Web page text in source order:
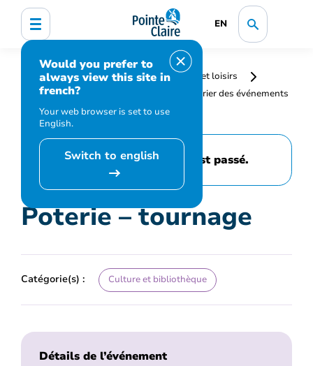
EN
Would you prefer to
always view this site in
french?
Your web browser is set to use
English.
Switch to english
Accueil
Bibliothèque, culture, sports et loisirs
Programmation et inscription
Calendrier des événements
et activités
Poterie – tournage
Cet événement est passé.
Poterie – tournage
Catégorie(s) : Culture et bibliothèque
Détails de l’événement